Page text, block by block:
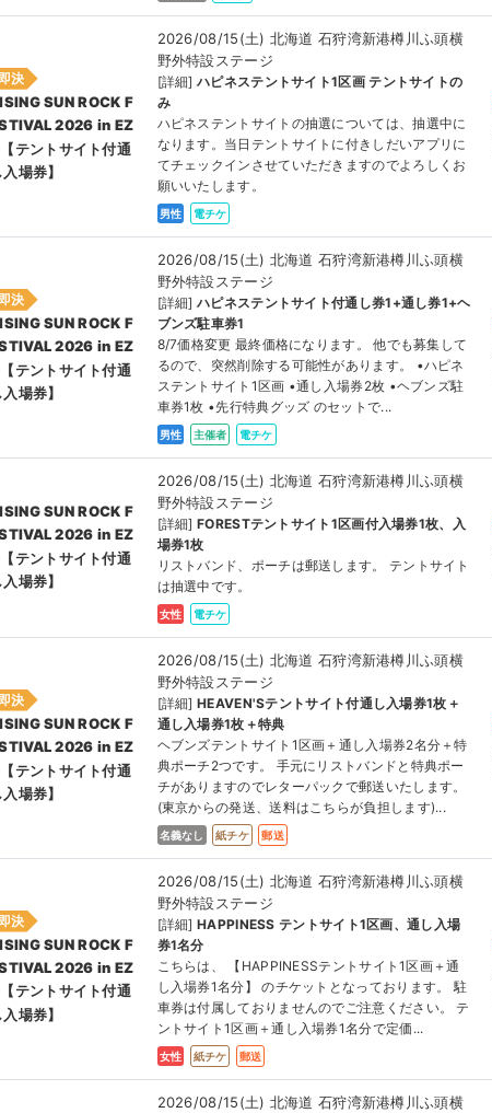
即決
SUN ROCK F
2026 in EZ
テントサイト付通
⼊場券】
2026/08/15(土) 北海道 石狩湾新港樽川ふ頭横
野外特設ステージ
[詳細]ハピネステントサイト1区画 テントサイトの
み
ハピネステントサイトの抽選については、抽選中に
なります。当日テントサイトに付きしだいアプリに
てチェックインさせていただきますのでよろしくお
願いいたします。
男性 電チケ
決
SUN ROCK F
2026 in EZ
テントサイト付通
⼊場券】
2026/08/15(土) 北海道 石狩湾新港樽川ふ頭横
野外特設ステージ
[詳細]ハピネステントサイト付通し券1+通し券1+ヘ
ブンズ駐車券1
8/7価格変更 最終価格になります。 他でも募集して
るので、突然削除する可能性があります。 •ハピネ
ステントサイト1区画 •通し入場券2枚 •ヘブンズ駐
車券1枚 •先行特典グッズ のセットで...
男性 主催者 電チケ
SUN ROCK F
2026 in EZ
テントサイト付通
⼊場券】
2026/08/15(土) 北海道 石狩湾新港樽川ふ頭横
野外特設ステージ
[詳細]FORESTテントサイト1区画付入場券1枚、入
場券1枚
リストバンド、ポーチは郵送します。 テントサイト
は抽選中です。
女性 電チケ
決
SUN ROCK F
2026 in EZ
テントサイト付通
⼊場券】
2026/08/15(土) 北海道 石狩湾新港樽川ふ頭横
野外特設ステージ
[詳細]HEAVEN'Sテントサイト付通し入場券1枚＋
通し入場券1枚＋特典
ヘブンズテントサイト1区画＋通し入場券2名分＋特
典ポーチ2つです。 手元にリストバンドと特典ポー
チがありますのでレターパックで郵送いたします。
(東京からの発送、送料はこちらが負担します)...
名義なし 紙チケ 郵送
決
SUN ROCK F
2026 in EZ
テントサイト付通
⼊場券】
2026/08/15(土) 北海道 石狩湾新港樽川ふ頭横
野外特設ステージ
[詳細]HAPPINESS テントサイト1区画、通し入場
券1名分
こちらは、 【HAPPINESSテントサイト1区画＋通
し入場券1名分】 のチケットとなっております。 駐
車券は付属しておりませんのでご注意ください。 テ
ントサイト1区画＋通し入場券1名分で定価...
女性 紙チケ 郵送
2026/08/15(土) 北海道 石狩湾新港樽川ふ頭横